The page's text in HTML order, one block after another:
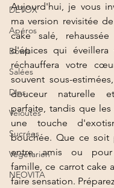
DÉTOX
Apéros
Bowls
Salées
Dips
Veloutés
Sucrées
Végétarien
NEOVITA
Aujourd'hui, je vous
ma version revisitée
cake salé,
d'épices qui
réchauffera votre
souvent sous-
douceur naturelle
parfaite, tandis que
une touche
bouchée. Que ce
entre amis ou
famille, ce carrot cake
faire sensation.